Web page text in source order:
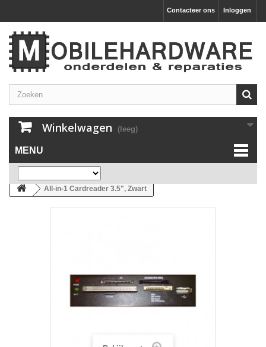
Inloggen
Contacteer ons
Winkelwagen (leeg)
MENU
All-in-1 Cardreader 3.5", Zwart